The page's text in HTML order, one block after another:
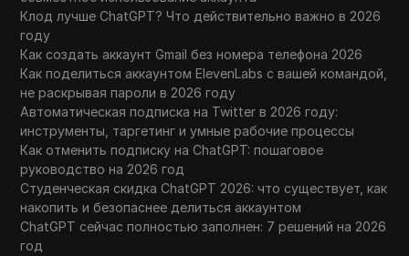
Клод лучше ChatGPT? Что действительно важно в 2026
году
Как создать аккаунт Gmail без номера телефона 2026
Как поделиться аккаунтом ElevenLabs с вашей командой,
не раскрывая пароли в 2026 году
Автоматическая подписка на Twitter в 2026 году:
инструменты, таргетинг и умные рабочие процессы
Как отменить подписку на ChatGPT: пошаговое
руководство на 2026 год
Студенческая скидка ChatGPT 2026: что существует, как
накопить и безопаснее делиться аккаунтом
ChatGPT сейчас полностью заполнен: 7 решений на 2026
год